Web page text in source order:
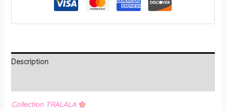
Description
Collection TRALALA